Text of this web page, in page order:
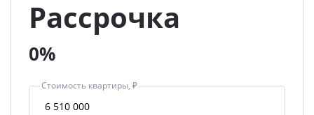
Рассрочка
0%
Стоимость квартиры, ₽